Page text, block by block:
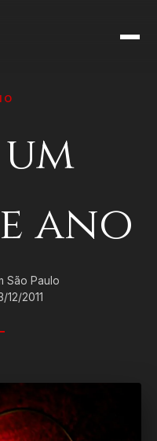
ano
São Paulo
12/2011